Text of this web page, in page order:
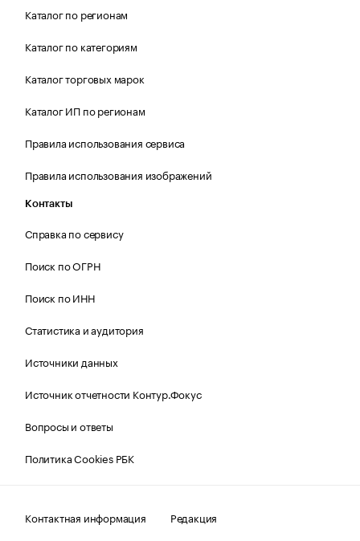
Каталог по регионам
Каталог по категориям
Каталог торговых марок
Каталог ИП по регионам
Правила использования сервиса
Правила использования изображений
Контакты
Справка по сервису
Поиск по ОГРН
Поиск по ИНН
Статистика и аудитория
Источники данных
Источник отчетности Контур.Фокус
Вопросы и ответы
Политика Cookies РБК
Контактная информация Редакция